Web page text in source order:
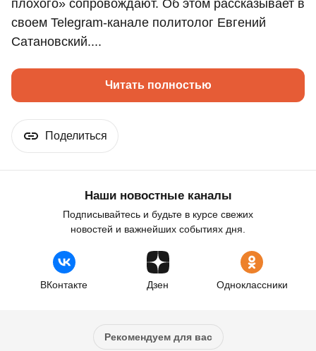
плохого» сопровождают. Об этом рассказывает в
своем Telegram-канале политолог Евгений
Сатановский....
Читать полностью
Поделиться
Наши новостные каналы
Подписывайтесь и будьте в курсе свежих
новостей и важнейших событиях дня.
ВКонтакте Дзен Одноклассники
Рекомендуем для вас